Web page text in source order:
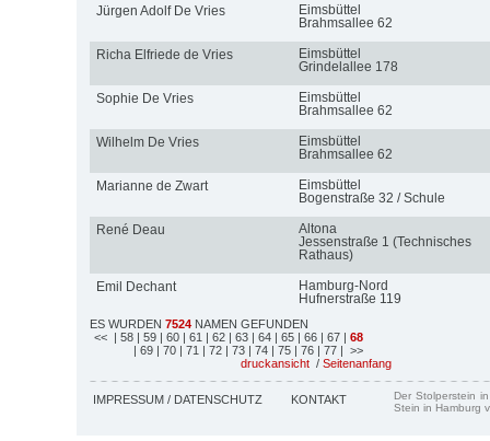
Jürgen Adolf De Vries
Eimsbüttel
Brahmsallee 62
Richa Elfriede de Vries
Eimsbüttel
Grindelallee 178
Sophie De Vries
Eimsbüttel
Brahmsallee 62
Wilhelm De Vries
Eimsbüttel
Brahmsallee 62
Marianne de Zwart
Eimsbüttel
Bogenstraße 32 / Schule
René Deau
Altona
Jessenstraße 1 (Technisches
Rathaus)
Emil Dechant
Hamburg-Nord
Hufnerstraße 119
ES WURDEN 7524 NAMEN GEFUNDEN
<< | 58 | 59 | 60 | 61 | 62 | 63 | 64 | 65 | 66 | 67 | 68
| 69 | 70 | 71 | 72 | 73 | 74 | 75 | 76 | 77 | >>
druckansicht / Seitenanfang
IMPRESSUM / DATENSCHUTZ KONTAKT
Der Stolperstein
Stein in Hamburg